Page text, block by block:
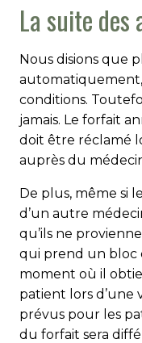
La suite des
Nous disions que
conditions.
jamais. Le forfait
doit être réclamé
auprès du
De plus, même si
d’un autre
qu’ils ne
qui prend un bloc
moment où il
patient lors d’une
prévus pour les
du forfait sera